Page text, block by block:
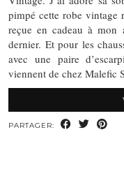
pimpé cette robe vintage
reçue en cadeau à mon
dernier. Et pour les
avec une paire
viennent de chez Malefic
PARTAGER: